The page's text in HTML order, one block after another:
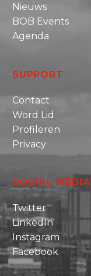
Nieuws
BOB Events
Agenda
SUPPORT
Contact
Word Lid
Profileren
Privacy
SOCIAL MEDIA
Twitter
LinkedIn
Instagram
Facebook